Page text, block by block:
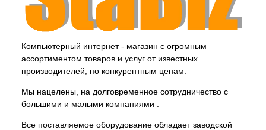
Компьютерный интернет - магазин с огромным
ассортиментом товаров и услуг от известных
производителей, по конкурентным ценам.
Мы нацелены, на долговременное сотрудничество с
большими и малыми компаниями .
Все поставляемое оборудование обладает заводской